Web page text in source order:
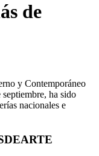
de
y Contemporáneo
ha sido
nacionales e